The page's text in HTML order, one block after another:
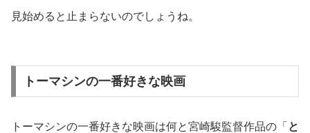
見始めると止まらないのでしょうね。
トーマシンの一番好きな映画
トーマシンの一番好きな映画は何と宮崎駿監督作品の「 と